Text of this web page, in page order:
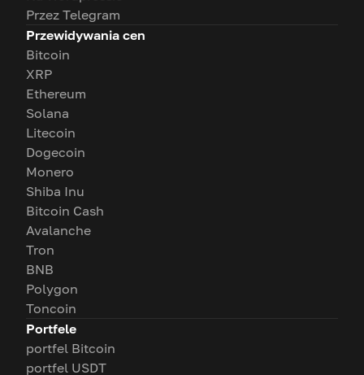
Przez Telegram
Przewidywania cen
Bitcoin
XRP
Ethereum
Solana
Litecoin
Dogecoin
Monero
Shiba Inu
Bitcoin Cash
Avalanche
Tron
BNB
Polygon
Toncoin
Portfele
portfel Bitcoin
portfel USDT